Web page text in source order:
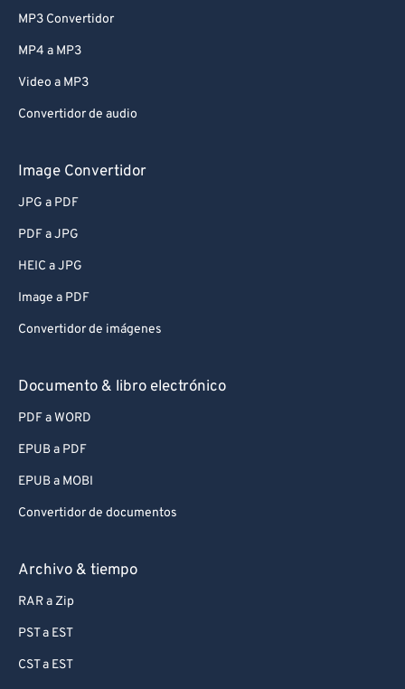
MP3 Convertidor
MP4 a MP3
Video a MP3
Convertidor de audio
Image Convertidor
JPG a PDF
PDF a JPG
HEIC a JPG
Image a PDF
Convertidor de imágenes
Documento & libro electrónico
PDF a WORD
EPUB a PDF
EPUB a MOBI
Convertidor de documentos
Archivo & tiempo
RAR a Zip
PST a EST
CST a EST